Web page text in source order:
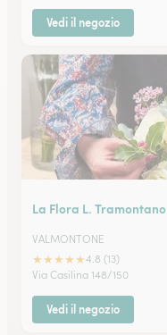
Vedi il negozio
La Flora L. Tramontano
VALMONTONE
★★★★★4.8 (13)
Via Casilina 148/150
Vedi il negozio